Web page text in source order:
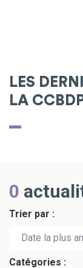
LES
LA
0
Trier par :
Date la plus
Date la plus
Catégories :